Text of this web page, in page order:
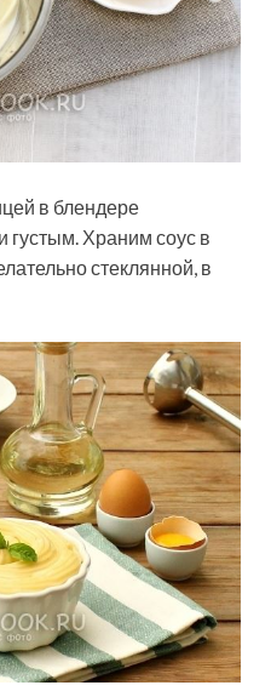
в блендере
густым. Храним соус в
стеклянной, в